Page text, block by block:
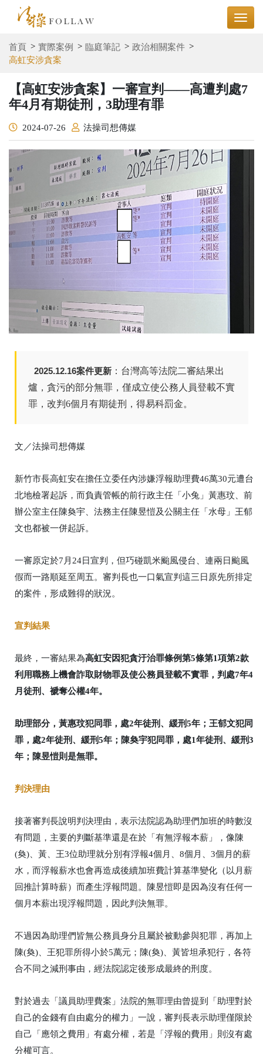
首頁 實際案例 臨庭筆記
政治相關案件
高虹安涉貪案
【高虹安涉貪案】一審宣判——高遭判處7
年4月有期徒刑，3助理有罪
2024-07-26 法操司想傳媒
2025.12.16案件更新 ：台灣高等法院二審結果出
爐，貪污的部分無罪，僅成立使公務人員登載不實
罪，改判6個月有期徒刑，得易科罰金。
文／法操司想傳媒
新竹市長高虹安在擔任立委任內涉嫌浮報助理費46萬30元遭台
北地檢署起訴，而負責管帳的前行政主任「小兔」黃惠玟、前
辦公室主任陳奐宇、法務主任陳昱愷及公關主任「水母」王郁
文也都被一併起訴。
一審原定於7月24日宣判，但巧碰凱米颱風侵台、連兩日颱風
假而一路順延至周五。審判長也一口氣宣判這三日原先所排定
的案件，形成難得的狀況。
宣判結果
最終，一審結果為高虹安因犯貪汙治罪條例第5條第1項第2款
利用職務上機會詐取財物罪及使公務員登載不實罪，判處7年4
月徒刑、褫奪公權4年。
助理部分，黃惠玟犯同罪，處2年徒刑、緩刑5年；王郁文犯同
罪，處2年徒刑、緩刑5年；陳奐宇犯同罪，處1年徒刑、緩刑3
年；陳昱愷則是無罪。
判決理由
接著審判長說明判決理由，表示法院認為助理們加班的時數沒
有問題，主要的判斷基準還是在於「有無浮報本薪」，像陳
(奐)、黃、王3位助理就分別有浮報4個月、8個月、3個月的薪
水，而浮報薪水也會再造成後續加班費計算基準變化（以月薪
回推計算時薪）而產生浮報問題。陳昱愷即是因為沒有任何一
個月本薪出現浮報問題，因此判決無罪。
不過因為助理們皆無公務員身分且屬於被動參與犯罪，再加上
陳(奐)、王犯罪所得小於5萬元；陳(奐)、黃皆坦承犯行，各符
合不同之減刑事由，經法院認定後形成最終的刑度。
對於過去「議員助理費案」法院的無罪理由曾提到「助理對於
自己的金錢有自由處分的權力」一說，審判長表示助理僅限於
自己「應領之費用」有處分權，若是「浮報的費用」則沒有處
分權可言。